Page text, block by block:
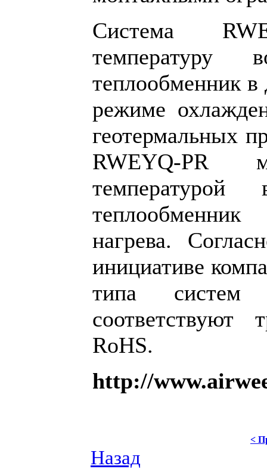
Система
теплообменник в
режиме
геотермальных
RWEYQ-PR
нагрева.
инициативе
типа систем
соответствуют
RoHS.
http://
<
Назад